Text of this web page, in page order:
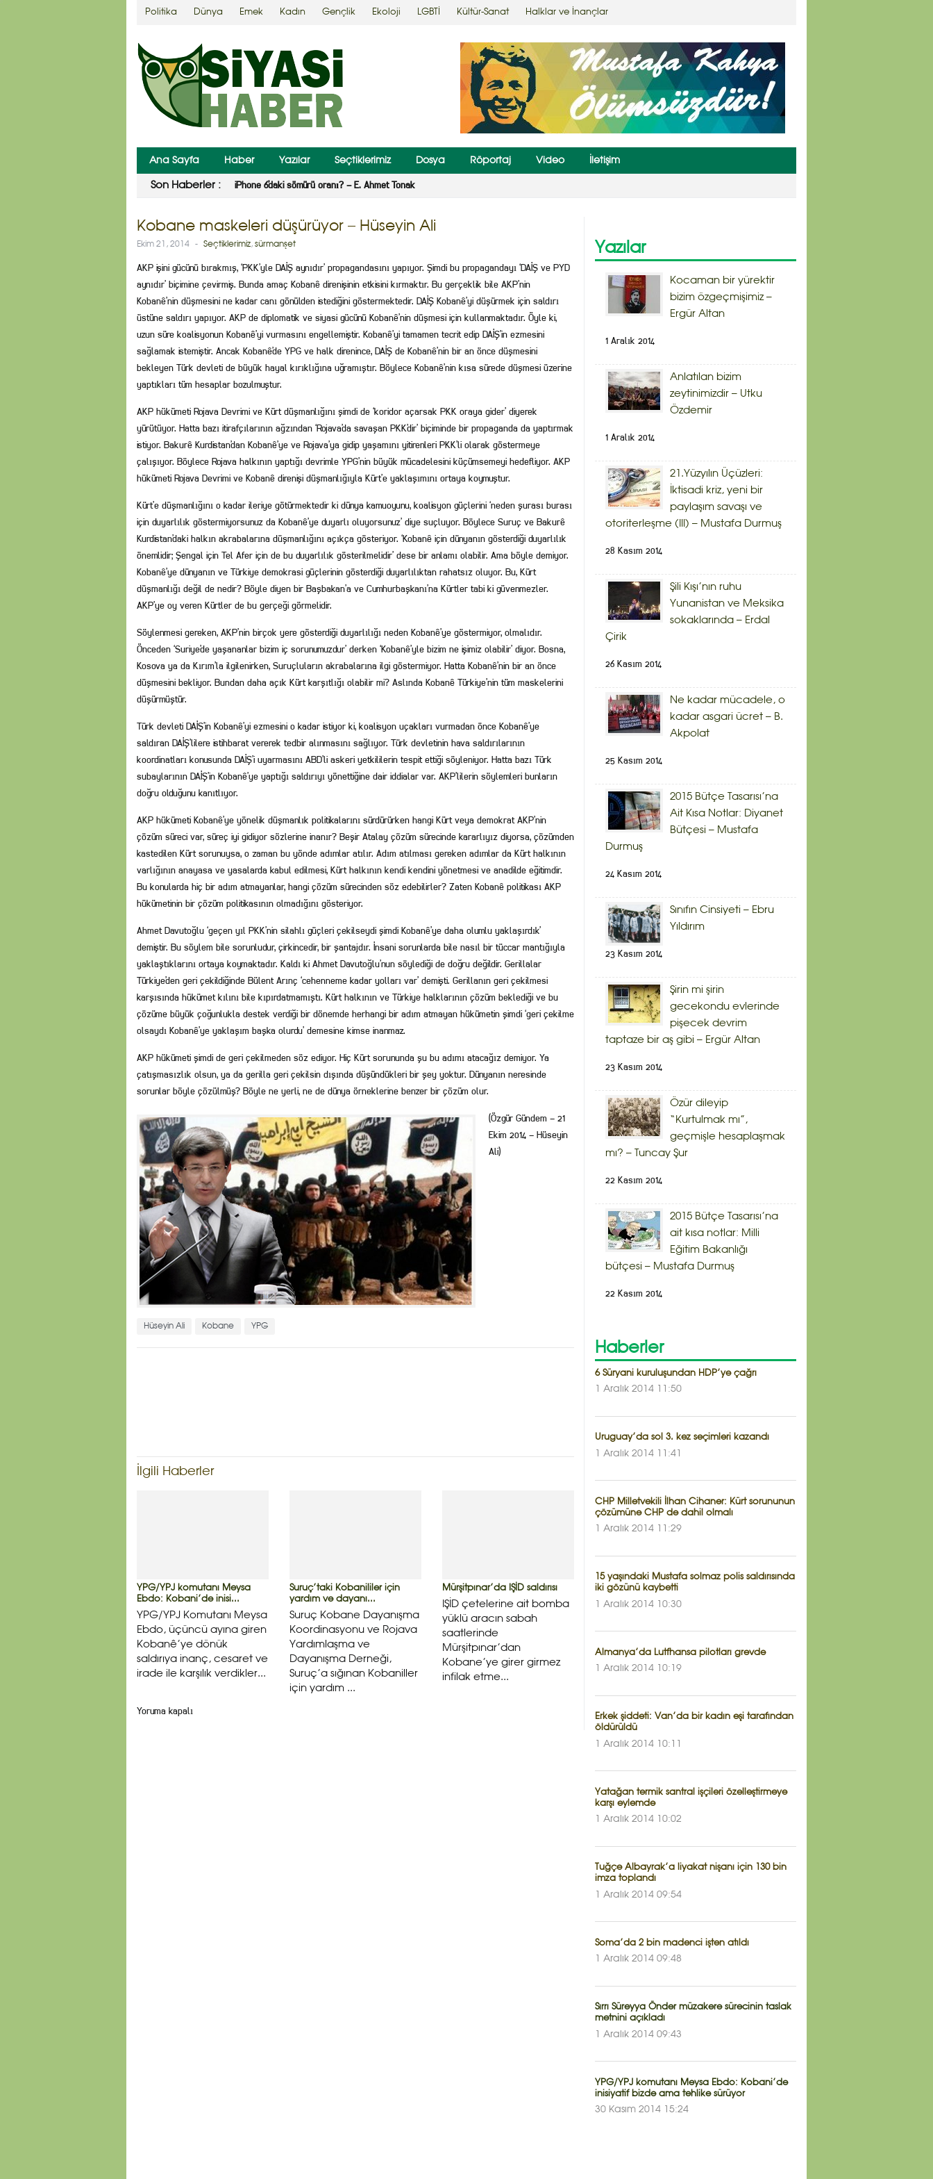
Politika Dünya Emek Kadın Gençlik Ekoloji LGBTİ Kültür-Sanat Halklar ve İnançlar
Ana Sayfa Haber Yazılar Seçtiklerimiz Dosya Röportaj Video İletişim
Son Haberler : Kocaman bir yürektir bizim özgeçmişimiz – Ergür Altan
Kobane maskeleri düşürüyor – Hüseyin Ali
Ekim 21, 2014 - Seçtiklerimiz, sürmanşet
AKP işini gücünü bırakmış, ‘PKK’yle DAİŞ aynıdır’ propagandasını yapıyor. Şimdi bu propagandayı ‘DAİŞ ve PYD
aynıdır’ biçimine çevirmiş. Bunda amaç Kobanê direnişinin etkisini kırmaktır. Bu gerçeklik bile AKP’nin
Kobanê’nin düşmesini ne kadar canı gönülden istediğini göstermektedir. DAİŞ Kobanê’yi düşürmek için saldırı
üstüne saldırı yapıyor. AKP de diplomatik ve siyasi gücünü Kobanê’nin düşmesi için kullanmaktadır. Öyle ki,
uzun süre koalisyonun Kobanê’yi vurmasını engellemiştir. Kobanê’yi tamamen tecrit edip DAİŞ’in ezmesini
sağlamak istemiştir. Ancak Kobanê’de YPG ve halk direnince, DAİŞ de Kobanê’nin bir an önce düşmesini
bekleyen Türk devleti de büyük hayal kırıklığına uğramıştır. Böylece Kobanê’nin kısa sürede düşmesi üzerine
yaptıkları tüm hesaplar bozulmuştur.
AKP hükümeti Rojava Devrimi ve Kürt düşmanlığını şimdi de ‘koridor açarsak PKK oraya gider’ diyerek
yürütüyor. Hatta bazı itirafçılarının ağzından ‘Rojava’da savaşan PKK’dir’ biçiminde bir propaganda da yaptırmak
istiyor. Bakurê Kurdistan’dan Kobanê’ye ve Rojava’ya gidip yaşamını yitirenleri PKK’li olarak göstermeye
çalışıyor. Böylece Rojava halkının yaptığı devrimle YPG’nin büyük mücadelesini küçümsemeyi hedefliyor. AKP
hükümeti Rojava Devrimi ve Kobanê direnişi düşmanlığıyla Kürt’e yaklaşımını ortaya koymuştur.
Kürt’e düşmanlığını o kadar ileriye götürmektedir ki dünya kamuoyunu, koalisyon güçlerini ‘neden şurası burası
için duyarlılık göstermiyorsunuz da Kobanê’ye duyarlı oluyorsunuz’ diye suçluyor. Böylece Suruç ve Bakurê
Kurdistan’daki halkın akrabalarına düşmanlığını açıkça gösteriyor. ‘Kobanê için dünyanın gösterdiği duyarlılık
önemlidir; Şengal için Tel Afer için de bu duyarlılık gösterilmelidir’ dese bir anlamı olabilir. Ama böyle demiyor.
Kobanê’ye dünyanın ve Türkiye demokrasi güçlerinin gösterdiği duyarlılıktan rahatsız oluyor. Bu, Kürt
düşmanlığı değil de nedir? Böyle diyen bir Başbakan’a ve Cumhurbaşkanı’na Kürtler tabi ki güvenmezler.
AKP’ye oy veren Kürtler de bu gerçeği görmelidir.
Söylenmesi gereken, AKP’nin birçok yere gösterdiği duyarlılığı neden Kobanê’ye göstermiyor, olmalıdır.
Önceden ‘Suriye’de yaşananlar bizim iç sorunumuzdur’ derken ‘Kobanê’yle bizim ne işimiz olabilir’ diyor. Bosna,
Kosova ya da Kırım’la ilgilenirken, Suruçluların akrabalarına ilgi göstermiyor. Hatta Kobanê’nin bir an önce
düşmesini bekliyor. Bundan daha açık Kürt karşıtlığı olabilir mi? Aslında Kobanê Türkiye’nin tüm maskelerini
düşürmüştür.
Türk devleti DAİŞ’in Kobanê’yi ezmesini o kadar istiyor ki, koalisyon uçakları vurmadan önce Kobanê’ye
saldıran DAİŞ’lilere istihbarat vererek tedbir alınmasını sağlıyor. Türk devletinin hava saldırılarının
koordinatları konusunda DAİŞ’i uyarmasını ABD’li askeri yetkililerin tespit ettiği söyleniyor. Hatta bazı Türk
subaylarının DAİŞ’in Kobanê’ye yaptığı saldırıyı yönettiğine dair iddialar var. AKP’lilerin söylemleri bunların
doğru olduğunu kanıtlıyor.
AKP hükümeti Kobanê’ye yönelik düşmanlık politikalarını sürdürürken hangi Kürt veya demokrat AKP’nin
çözüm süreci var, süreç iyi gidiyor sözlerine inanır? Beşir Atalay çözüm sürecinde kararlıyız diyorsa, çözümden
kastedilen Kürt sorunuysa, o zaman bu yönde adımlar atılır. Adım atılması gereken adımlar da Kürt halkının
varlığının anayasa ve yasalarda kabul edilmesi, Kürt halkının kendi kendini yönetmesi ve anadilde eğitimdir.
Bu konularda hiç bir adım atmayanlar, hangi çözüm sürecinden söz edebilirler? Zaten Kobanê politikası AKP
hükümetinin bir çözüm politikasının olmadığını gösteriyor.
Ahmet Davutoğlu ‘geçen yıl PKK’nin silahlı güçleri çekilseydi şimdi Kobanê’ye daha olumlu yaklaşırdık’
demiştir. Bu söylem bile sorunludur, çirkincedir, bir şantajdır. İnsani sorunlarda bile nasıl bir tüccar mantığıyla
yaklaştıklarını ortaya koymaktadır. Kaldı ki Ahmet Davutoğlu’nun söylediği de doğru değildir. Gerillalar
Türkiye’den geri çekildiğinde Bülent Arınç ‘cehenneme kadar yolları var’ demişti. Gerillanın geri çekilmesi
karşısında hükümet kılını bile kıpırdatmamıştı. Kürt halkının ve Türkiye halklarının çözüm beklediği ve bu
çözüme büyük çoğunlukla destek verdiği bir dönemde herhangi bir adım atmayan hükümetin şimdi ‘geri çekilme
olsaydı Kobanê’ye yaklaşım başka olurdu’ demesine kimse inanmaz.
AKP hükümeti şimdi de geri çekilmeden söz ediyor. Hiç Kürt sorununda şu bu adımı atacağız demiyor. Ya
çatışmasızlık olsun, ya da gerilla geri çekilsin dışında düşündükleri bir şey yoktur. Dünyanın neresinde
sorunlar böyle çözülmüş? Böyle ne yerli, ne de dünya örneklerine benzer bir çözüm olur.
(Özgür Gündem – 21
Ekim 2014 – Hüseyin
Ali)
Hüseyin Ali Kobane YPG
İlgili Haberler
YPG/YPJ komutanı Meysa
Ebdo: Kobani’de inisi...
YPG/YPJ Komutanı Meysa
Ebdo, üçüncü ayına giren
Kobanê’ye dönük
saldırıya inanç, cesaret ve
irade ile karşılık verdikler...
Suruç’taki Kobanililer için
yardım ve dayanı...
Suruç Kobane Dayanışma
Koordinasyonu ve Rojava
Yardımlaşma ve
Dayanışma Derneği,
Suruç’a sığınan Kobaniller
için yardım ...
Mürşitpınar’da IŞİD saldırısı
IŞİD çetelerine ait bomba
yüklü aracın sabah
saatlerinde
Mürşitpınar’dan
Kobane’ye girer girmez
infilak etme...
Yoruma kapalı
Yazılar
Kocaman bir yürektir
bizim özgeçmişimiz –
Ergür Altan
1 Aralık 2014
Anlatılan bizim
zeytinimizdir – Utku
Özdemir
1 Aralık 2014
21.Yüzyılın Üçüzleri:
İktisadi kriz, yeni bir
paylaşım savaşı ve
otoriterleşme (III) – Mustafa Durmuş
28 Kasım 2014
Şili Kışı’nın ruhu
Yunanistan ve Meksika
sokaklarında – Erdal
Çirik
26 Kasım 2014
Ne kadar mücadele, o
kadar asgari ücret – B.
Akpolat
25 Kasım 2014
2015 Bütçe Tasarısı’na
Ait Kısa Notlar: Diyanet
Bütçesi – Mustafa
Durmuş
24 Kasım 2014
Sınıfın Cinsiyeti – Ebru
Yıldırım
23 Kasım 2014
Şirin mi şirin
gecekondu evlerinde
pişecek devrim
taptaze bir aş gibi – Ergür Altan
23 Kasım 2014
Özür dileyip
“Kurtulmak mı”,
geçmişle hesaplaşmak
mı? – Tuncay Şur
22 Kasım 2014
2015 Bütçe Tasarısı’na
ait kısa notlar: Milli
Eğitim Bakanlığı
bütçesi – Mustafa Durmuş
22 Kasım 2014
Haberler
6 Süryani kuruluşundan HDP’ye çağrı
1 Aralık 2014 11:50
Uruguay’da sol 3. kez seçimleri kazandı
1 Aralık 2014 11:41
CHP Milletvekili İlhan Cihaner: Kürt sorununun
çözümüne CHP de dahil olmalı
1 Aralık 2014 11:29
15 yaşındaki Mustafa solmaz polis saldırısında
iki gözünü kaybetti
1 Aralık 2014 10:30
Almanya’da Lutfhansa pilotları grevde
1 Aralık 2014 10:19
Erkek şiddeti: Van’da bir kadın eşi tarafından
öldürüldü
1 Aralık 2014 10:11
Yatağan termik santral işçileri özelleştirmeye
karşı eylemde
1 Aralık 2014 10:02
Tuğçe Albayrak’a liyakat nişanı için 130 bin
imza toplandı
1 Aralık 2014 09:54
Soma’da 2 bin madenci işten atıldı
1 Aralık 2014 09:48
Sırrı Süreyya Önder müzakere sürecinin taslak
metnini açıkladı
1 Aralık 2014 09:43
YPG/YPJ komutanı Meysa Ebdo: Kobani’de
inisiyatif bizde ama tehlike sürüyor
30 Kasım 2014 15:24